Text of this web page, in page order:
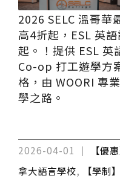
2026 SELC 溫哥華
高4折起，ESL 英
起。！提供 ESL 英
Co-op 打工遊學方
格，由 WOORI 專
學之路。
2026-04-01 【優
拿大語言學校,
【學制